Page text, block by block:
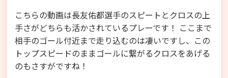
こちらの動画は長友佑都選手のスピートとクロスの上
手さがどちらも活かされているプレーです！ ここまで
相手のゴール付近まで走り込むのは凄いですし、この
トップスピードのままゴールに繋がるクロスをあげる
のもさすがですね！